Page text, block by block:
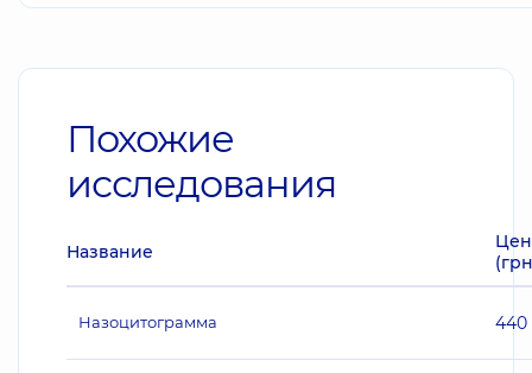
Похожие
исследования
Название
Назоцитограмма 440